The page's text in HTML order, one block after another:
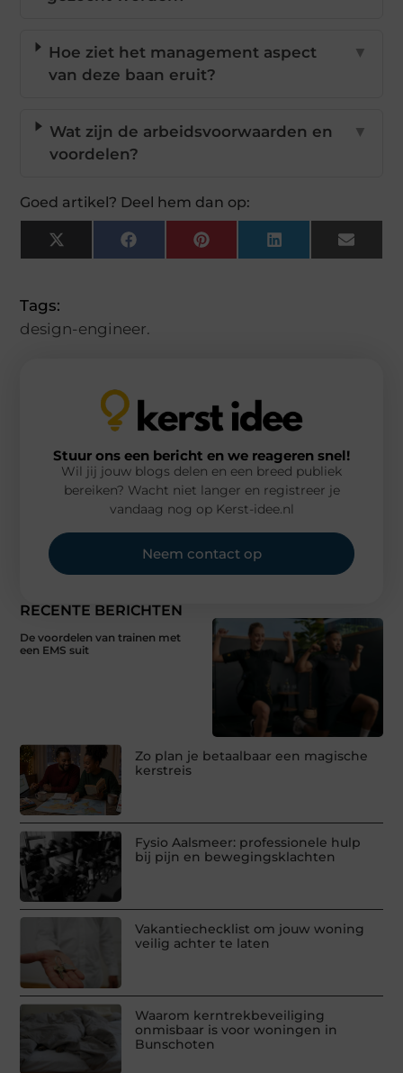
Hoe ziet het management aspect
van deze baan eruit?
▼
Wat zijn de arbeidsvoorwaarden en
voordelen?
▼
Goed artikel? Deel hem dan op:
X
(Twitter)
FacebookPinterestLinkedInEmail
Tags:
design-engineer.
RECENTE BERICHTEN
De voordelen van trainen met
een EMS suit
Zo plan je betaalbaar een magische
kerstreis
Fysio Aalsmeer: professionele hulp
bij pijn en bewegingsklachten
Vakantiechecklist om jouw woning
veilig achter te laten
Waarom kerntrekbeveiliging
onmisbaar is voor woningen in
Bunschoten
Stuur ons een bericht en we reageren snel!
Wil jij jouw blogs delen en een breed publiek
bereiken? Wacht niet langer en registreer je
vandaag nog op Kerst-idee.nl
Neem contact op